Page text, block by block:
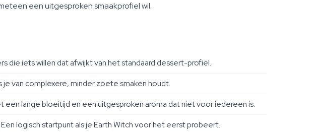
een uitgesproken smaakprofiel wil.
iets willen dat afwijkt van het standaard dessert-profiel.
van complexere, minder zoete smaken houdt.
lange bloeitijd en een uitgesproken aroma dat niet voor iedereen is.
logisch startpunt als je Earth Witch voor het eerst probeert.